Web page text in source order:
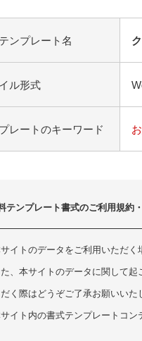
ンプレート名
ル形式
レートのキーワード
テンプレート書式のご利用規約
サイトのデータをご利用いただ
た、本サイトのデータに関して
く際はどうぞご了承お願いいた
サイト内の書式テンプレートコ